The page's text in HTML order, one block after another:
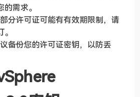
需求。
分许可证可能有有效期限制，请
备份您的许可证密钥，以防丢